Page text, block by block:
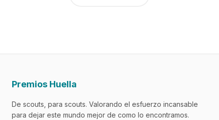
Premios Huella
De scouts, para scouts. Valorando el esfuerzo incansable
para dejar este mundo mejor de como lo encontramos.